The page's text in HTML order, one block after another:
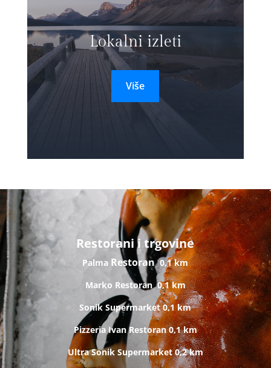
Lokalni izleti
Više
Restorani i trgovine
Palma Restoran0,1 km
Marko Restoran0,1 km
SonikSupermarket0,1 km
Pizzeria IvanRestoran0,1 km
Ultra Sonik Supermarket0,2 km